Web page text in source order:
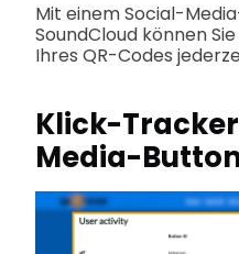
Mit einem Social-
SoundCloud können
Ihres QR-Codes
Klick-
Media-